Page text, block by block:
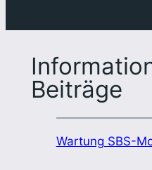
Beiträge
Wartung SBS-